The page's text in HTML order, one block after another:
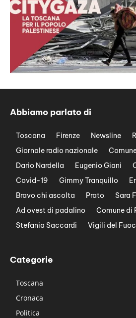
Abbiamo parlato di
Toscana Firenze Newsline
Giornale radio nazionale
Dario Nardella
Eugenio Giani
Covid-19
Gimmy Tranquillo
Bravo chi ascolta
Prato Sara
Ad ovest di padalino
Comune di
Stefania Saccardi
Vigili del
Categorie
Toscana
Cronaca
Politica